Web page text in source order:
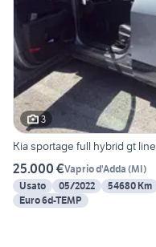
3
Kia sportage full hybrid gt line
25.000 €Vaprio d'Adda (MI)
Usato
05/2022 54680 Km
Euro 6d-TEMP